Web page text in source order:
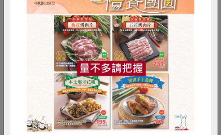
感動自己的生活
# 咖哩粉 # 野餐 # 雞翅 # 優酪乳
# 公平貿易
RPET 食譜 減硝酸鹽
雞蛋 食安 共同購買